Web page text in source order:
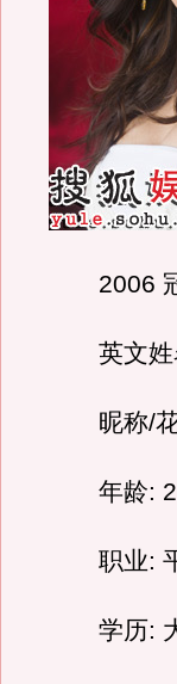
2006
英文姓
昵称/花
年龄:
职业: 平
学历: